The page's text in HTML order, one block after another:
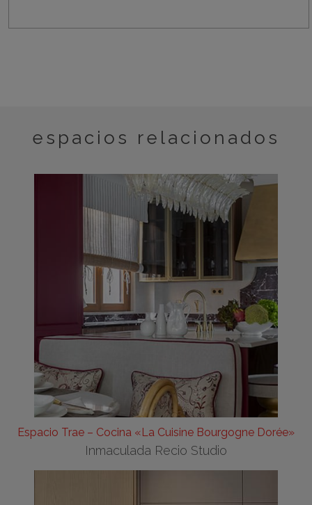
espacios relacionados
Espacio Trae – Cocina «La Cuisine Bourgogne Dorée»
Inmaculada Recio Studio